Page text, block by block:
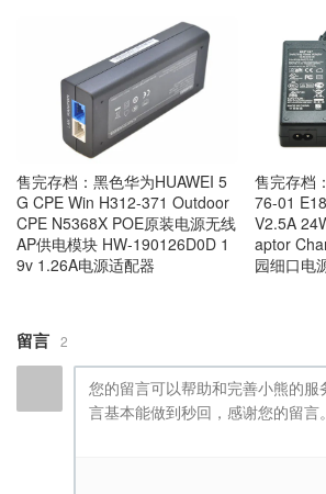
售完存档：黑色华为HUAWEI 5
G CPE Win H312-371 Outdoor
CPE N5368X POE原装电源无线
AP供电模块 HW-190126D0D 1
9v 1.26A电源适配器
售完存档
76-01
V2.5A
aptor
园细口电
留言 2